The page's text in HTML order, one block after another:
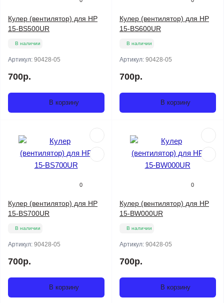
Кулер (вентилятор) для HP
15-BS500UR
В наличии
Артикул: 90428-05
700р.
В корзину
Кулер (вентилятор) для HP
15-BS600UR
В наличии
Артикул: 90428-05
700р.
В корзину
0
Кулер (вентилятор) для HP
15-BS700UR
В наличии
Артикул: 90428-05
700р.
В корзину
0
Кулер (вентилятор) для HP
15-BW000UR
В наличии
Артикул: 90428-05
700р.
В корзину